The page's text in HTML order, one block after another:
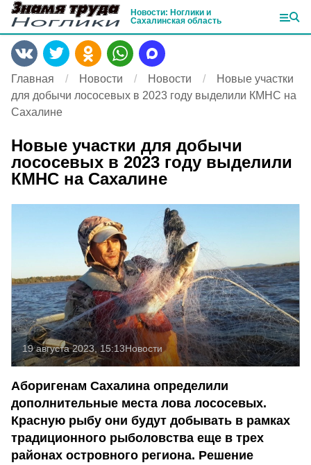
Новости: Ноглики и
Сахалинская область
Главная Новости Новости
Новые участки
для добычи лососевых в 2023 году выделили КМНС на
Сахалине
Новые участки для добычи
лососевых в 2023 году выделили
КМНС на Сахалине
19 августа 2023, 15:13Новости
Аборигенам Сахалина определили
дополнительные места лова лососевых.
Красную рыбу они будут добывать в рамках
традиционного рыболовства еще в трех
районах островного региона. Решение